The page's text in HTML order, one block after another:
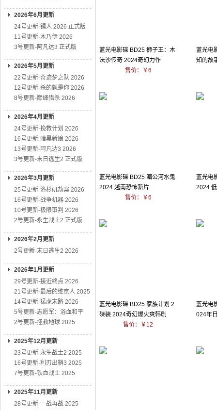
2026年6月更新
24号更新-镖人 2026 正式版
11号更新-木乃伊 2026
3号更新-阿凡达3 正式版
2026年5月更新
22号更新-奇迹梦之队 2026
12号更新-杀的就是你 2026
8号更新-巅峰猎杀 2026
2026年4月更新
24号更新-挽救计划 2026
16号更新-暗黑新娘 2026
13号更新-阿凡达3 2026
3号更新-末日逃生2 正式版
2026年3月更新
25号更新-洛杉矶劫案 2026
16号更新-战争机器 2026
10号更新-极限审判 2026
2号更新-永生战士2 正式版
2026年2月更新
2号更新-末日逃生2 2026
2026年1月更新
29号更新-接近终点 2026
21号更新-最后的维京人 2025
14号更新-猛虎末路 2026
5号更新-志愿军：浴血和平
2号更新-拯救地球 2025
2025年12月更新
23号更新-永生战士2 2025
16号更新-利刃出鞘3 2025
7号更新-铁血战士 2025
2025年11月更新
28号更新-一战再战 2025
蓝光电影碟 BD25 狮子王：木
法沙传奇 2024奇幻力作
售价：￥6
蓝光电
知的故
蓝光电影碟 BD25 湄公河水鬼
2024 越南恐怖新片
售价：￥6
蓝光电
2024
蓝光电影碟 BD25 家族计划 2
碟装 2024奇幻爆火爽韩剧
售价：￥12
蓝光电
024年